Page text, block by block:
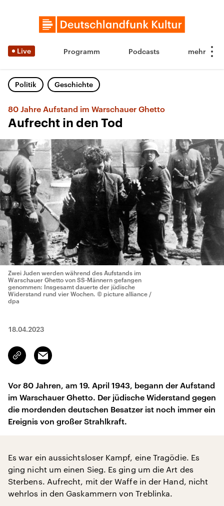
Live Programm Podcasts
Politik Geschichte
80 Jahre Aufstand im Warschauer Ghetto
Aufrecht in den Tod
Zwei Juden werden während des Aufstands im
Warschauer Ghetto von SS-Männern gefangen
genommen: Insgesamt dauerte der jüdische
Widerstand rund vier Wochen. © picture alliance /
dpa
18.04.2023
Link
kopieren/teilen
Email
Vor 80 Jahren, am 19. April 1943, begann der Aufstand
im Warschauer Ghetto. Der jüdische Widerstand gegen
die mordenden deutschen Besatzer ist noch immer ein
Ereignis von großer Strahlkraft.
Es war ein aussichtsloser Kampf, eine Tragödie. Es
ging nicht um einen Sieg. Es ging um die Art des
Sterbens. Aufrecht, mit der Waffe in der Hand, nicht
wehrlos in den Gaskammern von Treblinka.